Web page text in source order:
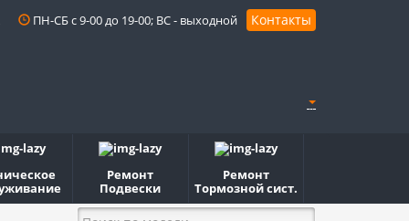
ПН-СБ с 9-00 до 19-00; ВС - выходной Контакты
Ремонт
Подвески
Ремонт
Тормозной сист.